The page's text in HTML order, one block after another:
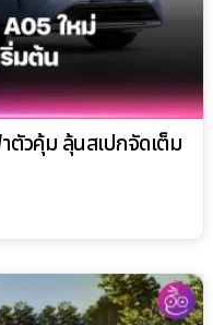
ตัวคุ้ม ลุ้นสเปกจัดเต็ม